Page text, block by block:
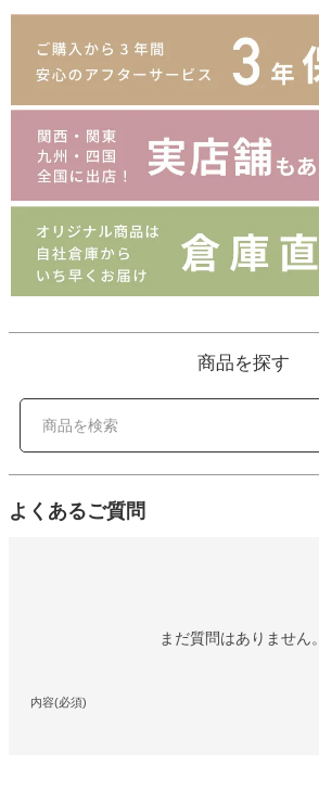
商品を探す
よくあるご質問
まだ質問はありません。
内容(必須)